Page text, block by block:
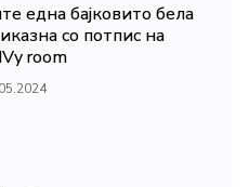
една бајковито бела
со потпис на
room